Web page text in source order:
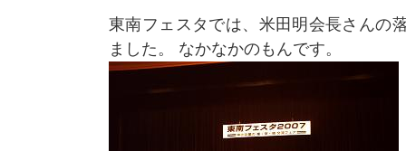
東南フェスタでは、米田明会長さんの
ました。 なかなかのもんです。